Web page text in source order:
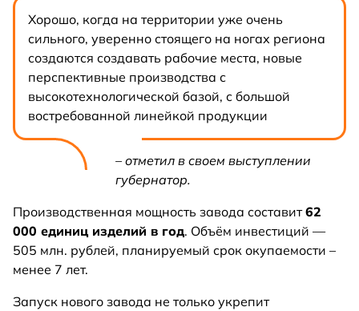
Хорошо, когда на территории уже очень
сильного, уверенно стоящего на ногах региона
создаются создавать рабочие места, новые
перспективные производства с
высокотехнологической базой, с большой
востребованной линейкой продукции
– отметил в своем выступлении
губернатор.
Производственная мощность завода составит62
000 единиц изделий в год. Объём инвестиций —
505 млн. рублей, планируемый срок окупаемости –
менее 7 лет.
Запуск нового завода не только укрепит